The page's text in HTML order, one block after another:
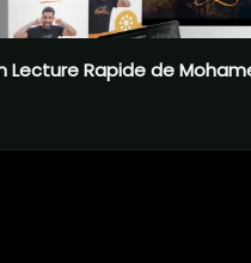
Lecture Rapide de